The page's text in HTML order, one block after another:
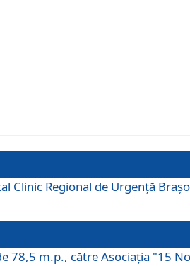
Clinic Regional de Urgență
78,5 m.p., către Asociaţia "15